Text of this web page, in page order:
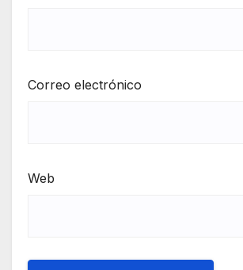
Correo electrónico
Web